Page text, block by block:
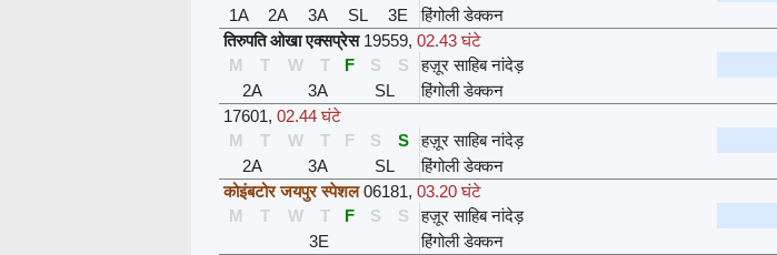
1A
2A 3A SL 3E हिंगोली डेक्कन
तिरुपति ओखा एक्सप्रेस 19559, 02.43 घंटे
M
T W T F S S हज़ूर साहिब नांदेड़
2A
3A SL हिंगोली डेक्कन
17601, 02.44 घंटे
M
T W T F S S हज़ूर साहिब नांदेड़
2A
3A SL हिंगोली डेक्कन
कोइंबटोर जयपुर स्पेशल 06181, 03.20 घंटे
M
T W T F S S हज़ूर साहिब नांदेड़
3E
हिंगोली डेक्कन